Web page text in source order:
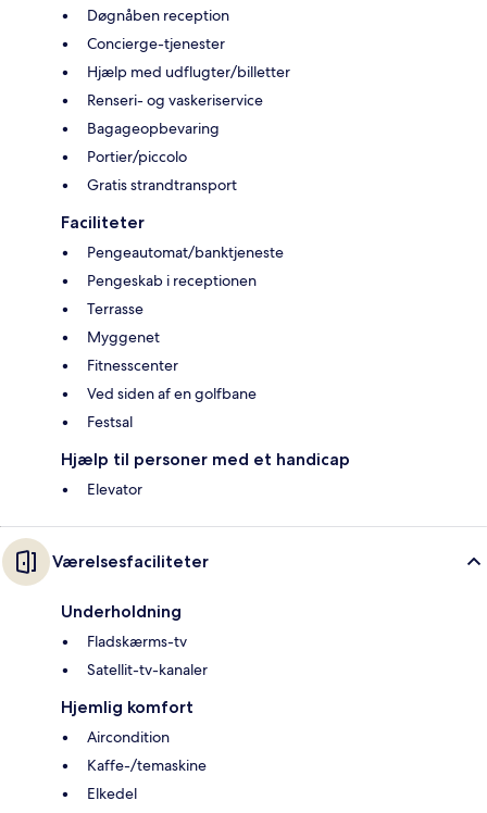
Døgnåben reception
Concierge-tjenester
Hjælp med udflugter/billetter
Renseri- og vaskeriservice
Bagageopbevaring
Portier/piccolo
Gratis strandtransport
Faciliteter
Pengeautomat/banktjeneste
Pengeskab i receptionen
Terrasse
Myggenet
Fitnesscenter
Ved siden af en golfbane
Festsal
Hjælp til personer med et handicap
Elevator
Værelsesfaciliteter
Underholdning
Fladskærms-tv
Satellit-tv-kanaler
Hjemlig komfort
Aircondition
Kaffe-/temaskine
Elkedel